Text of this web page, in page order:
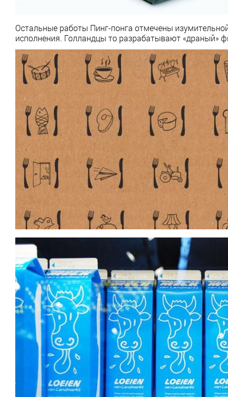
Остальные работы Пинг-понга отмечены
исполнения. Голландцы то разрабатывают «драный»